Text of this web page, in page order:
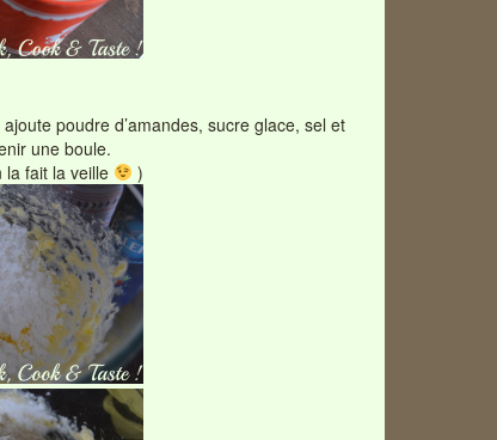
poudre d’amandes, sucre glace, sel et
une boule.
la fait la veille
)